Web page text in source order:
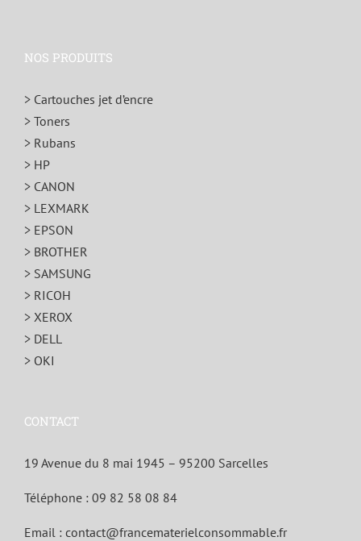
NOS PRODUITS
> Cartouches jet d’encre
> Toners
> Rubans
> HP
> CANON
> LEXMARK
> EPSON
> BROTHER
> SAMSUNG
> RICOH
> XEROX
> DELL
> OKI
CONTACT
19 Avenue du 8 mai 1945 – 95200 Sarcelles
Téléphone : 09 82 58 08 84
Email : contact@francematerielconsommable.fr